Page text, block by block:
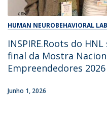
HUMAN NEUROBEHAVIORAL
INSPIRE.Roots do
final da Mostra
Empreendedores 2026
Junho 1, 2026